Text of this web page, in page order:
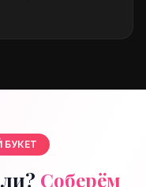
климату, цены в
Соберём